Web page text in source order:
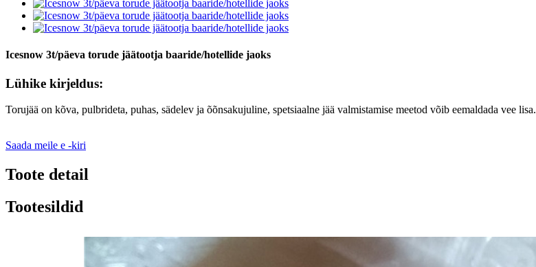
Icesnow 3t/päeva torude jäätootja baaride/hotellide jaoks
Lühike kirjeldus:
Torujää on kõva, pulbrideta, puhas, sädelev ja õõnsakujuline, spetsiaalne jää valmistamise meetod võib eemaldada vee lisa.
Saada meile e -kiri
Toote detail
Tootesildid